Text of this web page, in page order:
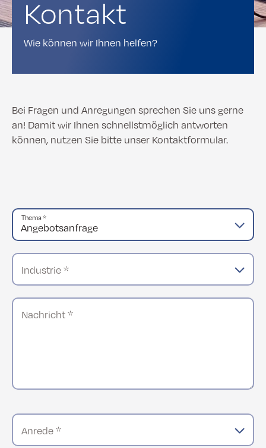
Kontakt
Wie können wir Ihnen helfen?
Bei Fragen und Anregungen sprechen Sie uns gerne
an! Damit wir Ihnen schnellstmöglich antworten
können, nutzen Sie bitte unser Kontaktformular.
Thema *
Industrie *
Nachricht *
Anrede *